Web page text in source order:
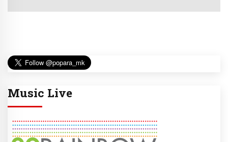
Music Live